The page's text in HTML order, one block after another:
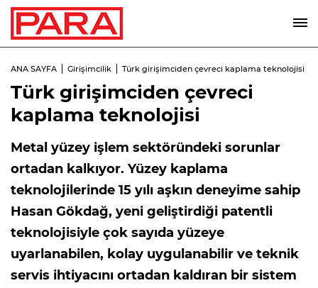
ANA SAYFA Girişimcilik Türk girişimciden çevreci kaplama teknolojisi
Türk girişimciden çevreci
kaplama teknolojisi
Metal yüzey işlem sektöründeki sorunlar
ortadan kalkıyor. Yüzey kaplama
teknolojilerinde 15 yılı aşkın deneyime sahip
Hasan Gökdağ, yeni geliştirdiği patentli
teknolojisiyle çok sayıda yüzeye
uyarlanabilen, kolay uygulanabilir ve teknik
servis ihtiyacını ortadan kaldıran bir sistem